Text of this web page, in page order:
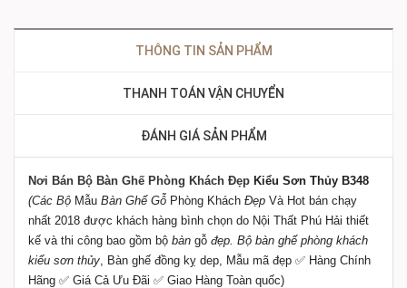
THÔNG TIN SẢN PHẨM
THANH TOÁN VẬN CHUYỂN
ĐÁNH GIÁ SẢN PHẨM
Nơi Bán Bộ Bàn Ghế Phòng Khách Đẹp Kiểu Sơn Thủy B348
(Các Bộ Mẫu Bàn Ghế Gỗ Phòng Khách Đẹp Và Hot bán chạy
nhất 2018 được khách hàng bình chọn do Nội Thất Phú Hải thiết
kế và thi công bao gồm bộ bàn gỗ đẹp. Bộ bàn ghế phòng khách
kiểu sơn thủy, Bàn ghế đồng kỵ dep, Mẫu mã đẹp ✅ Hàng Chính
Hãng ✅ Giá Cả Ưu Đãi ✅ Giao Hàng Toàn quốc)